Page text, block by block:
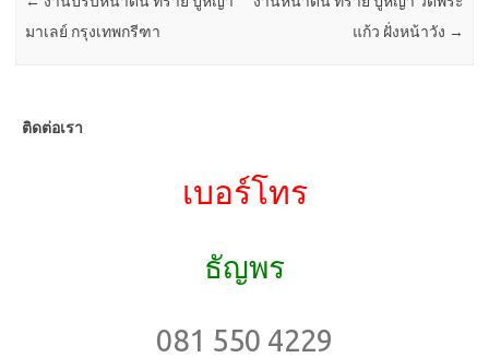
มาเลย์ กรุงเทพกรีฑา
แก้ว ฝั่งหน้าวัง →
ติดต่อเรา
เบอร์โทร
ธัญพร
081 550 4229